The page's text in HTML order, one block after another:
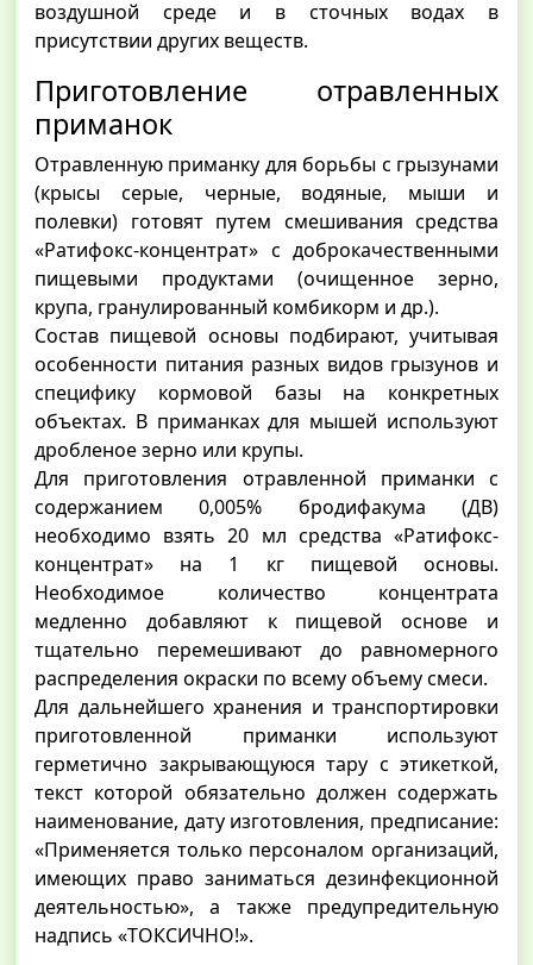
воздушной среде и в сточных водах в
присутствии других веществ.
Приготовление отравленных
приманок
Отравленную приманку для борьбы с грызунами
(крысы серые, черные, водяные, мыши и
полевки) готовят путем смешивания средства
«Ратифокс-концентрат» с доброкачественными
пищевыми продуктами (очищенное зерно,
крупа, гранулированный комбикорм и др.).
Состав пищевой основы подбирают, учитывая
особенности питания разных видов грызунов и
специфику кормовой базы на конкретных
объектах. В приманках для мышей используют
дробленое зерно или крупы.
Для приготовления отравленной приманки с
содержанием 0,005% бродифакума (ДВ)
необходимо взять 20 мл средства «Ратифокс-
концентрат» на 1 кг пищевой основы.
Необходимое количество концентрата
медленно добавляют к пищевой основе и
тщательно перемешивают до равномерного
распределения окраски по всему объему смеси.
Для дальнейшего хранения и транспортировки
приготовленной приманки используют
герметично закрывающуюся тару с этикеткой,
текст которой обязательно должен содержать
наименование, дату изготовления, предписание:
«Применяется только персоналом организаций,
имеющих право заниматься дезинфекционной
деятельностью», а также предупредительную
надпись «ТОКСИЧНО!».